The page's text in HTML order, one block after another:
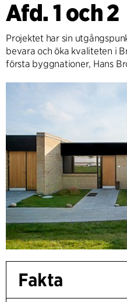
Afd. 1 och 2
Projektet har sin
bevara och öka kvaliteten i
första byggnationer, Hans
Fakta